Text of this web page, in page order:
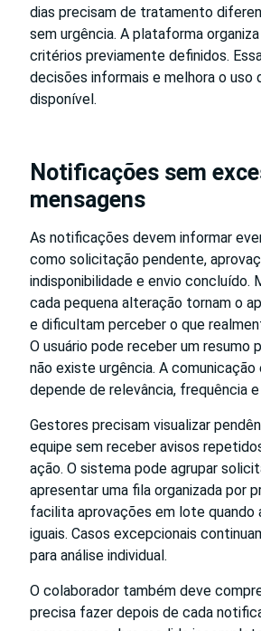
dias precisam de tratamento
sem urgência. A plataforma
critérios previamente definidos.
decisões informais e melhora o uso
disponível.
Notificações sem
mensagens
As notificações devem informar
como solicitação pendente,
indisponibilidade e envio concluído.
cada pequena alteração tornam o
e dificultam perceber o que
O usuário pode receber um resumo
não existe urgência. A
depende de relevância, frequência
Gestores precisam visualizar
equipe sem receber avisos
ação. O sistema pode agrupar
apresentar uma fila organizada por
facilita aprovações em lote quando
iguais. Casos excepcionais
para análise individual.
O colaborador também deve
precisa fazer depois de cada